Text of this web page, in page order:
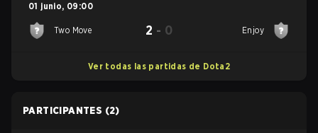
01 junio, 09:00
Two Move 2 - 0 Enjoy
Ver todas las partidas de Dota2
PARTICIPANTES (2)